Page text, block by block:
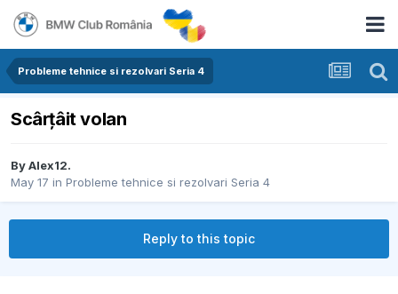
Probleme tehnice si rezolvari Seria 4
Scârțâit volan
ByAlex12.
May 17 in Probleme tehnice si rezolvari Seria 4
Reply to this topic